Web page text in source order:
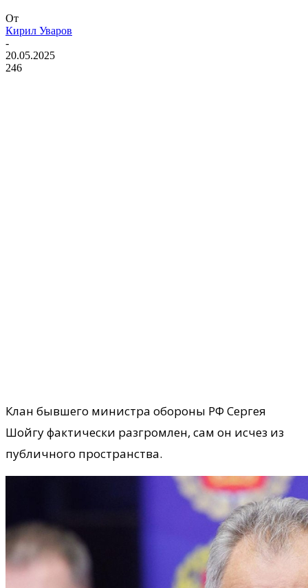
От
Кирил Уваров
-
20.05.2025
246
​Клан бывшего министра обороны РФ Сергея
Шойгу фактически разгромлен, сам он исчез из
публичного пространства.